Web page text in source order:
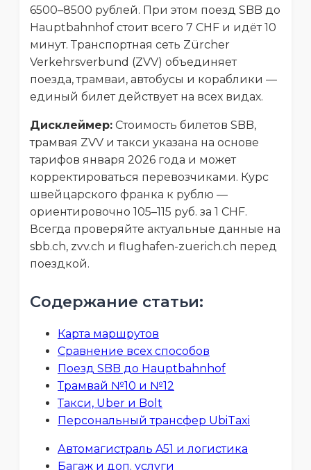
6500–8500 рублей. При этом поезд SBB до
Hauptbahnhof стоит всего 7 CHF и идёт 10
минут. Транспортная сеть Zürcher
Verkehrsverbund (ZVV) объединяет
поезда, трамваи, автобусы и кораблики —
единый билет действует на всех видах.
Дисклеймер: Стоимость билетов SBB,
трамвая ZVV и такси указана на основе
тарифов января 2026 года и может
корректироваться перевозчиками. Курс
швейцарского франка к рублю —
ориентировочно 105–115 руб. за 1 CHF.
Всегда проверяйте актуальные данные на
sbb.ch, zvv.ch и flughafen-zuerich.ch перед
поездкой.
Содержание статьи:
Карта маршрутов
Сравнение всех способов
Поезд SBB до Hauptbahnhof
Трамвай №10 и №12
Такси, Uber и Bolt
Персональный трансфер UbiTaxi
Автомагистраль A51 и логистика
Багаж и доп. услуги